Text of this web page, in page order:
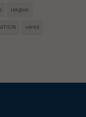
religion
vérité